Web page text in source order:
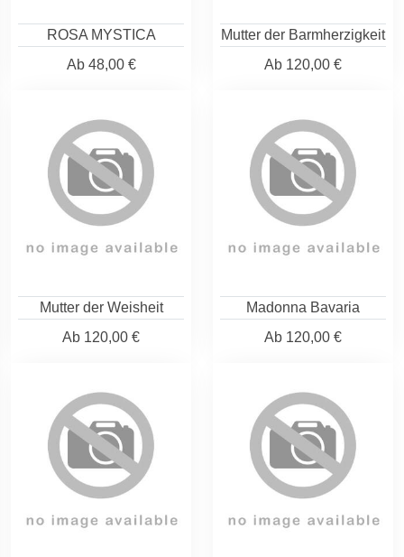
ROSA MYSTICA
Ab48,00 €
Mutter der Barmherzigkeit
Ab 120,00 €
Mutter der Weisheit
Ab 120,00 €
Madonna Bavaria
Ab 120,00 €